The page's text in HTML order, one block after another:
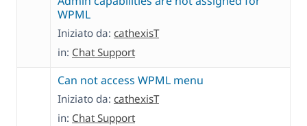
WPML
Iniziato da: cathexisT
in: Chat Support
Can not access WPML menu
Iniziato da: cathexisT
in: Chat Support